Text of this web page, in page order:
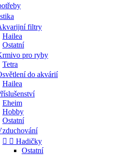
filtry
Hailea
Ostatní
pro ryby
Tetra
do akvárií
Hailea
Eheim
Hobby
Ostatní
  Hadičky
Ostatní